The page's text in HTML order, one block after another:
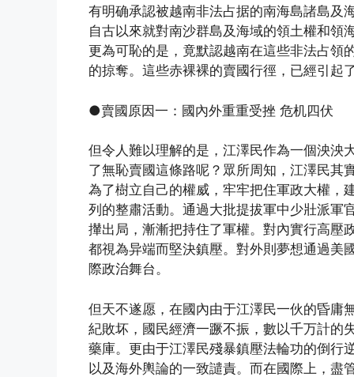
有明确承認被越南非法占据的南海島諸島及
自古以來就對南沙群島及海域的領土權和領
更為可恥的是，竟默認越南在這些非法占領
的掠奪。這些赤裸裸的賣國行徑，已經引起
●賣國原因一：國內外重重受挫 危机四伏
但令人難以理解的是，江澤民作為一個泱泱
了無恥賣國這條路呢？眾所周知，江澤民其
為了樹立自己的權威，牢牢把住軍政大權，
列的整肅活動。通過大批提拔軍中少壯派軍
攆出局，漸漸把持住了軍權。對內實行高壓
都視為异端而堅決鎮壓。對外則夢想通過美
際政治舞台。
但天不遂愿，在國內由于江澤民一伙的昏庸
紀敗坏，國民經濟一蹶不振，數以千万計的
藥庫。更由于江澤民殘暴鎮壓法輪功的倒行
以及海外輿論的一致譴責。而在國際上，盡